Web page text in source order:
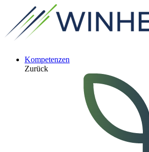
Kompetenzen
Zurück